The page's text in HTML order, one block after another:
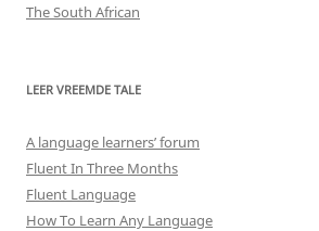
The South African
LEER VREEMDE TALE
A language learners’ forum
Fluent In Three Months
Fluent Language
How To Learn Any Language